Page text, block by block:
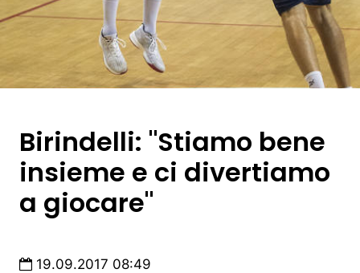
Birindelli: "Stiamo bene
insieme e ci divertiamo
a giocare"
19.09.2017 08:49